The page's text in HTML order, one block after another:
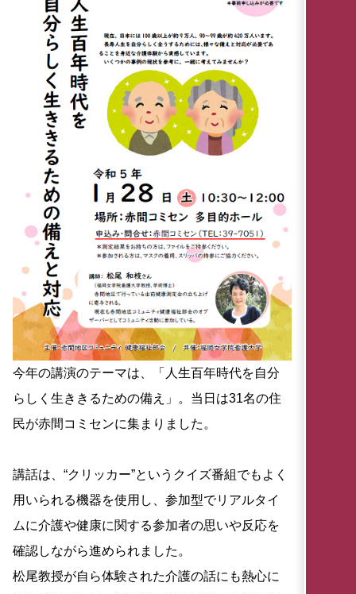
今年の講演のテーマは、「人生百年時代を自分
らしく生ききるための備え」。当日は31名の住
民が赤間コミセンに集まりました。
講話は、“クリッカー”というクイズ番組でもよく
用いられる機器を使用し、参加型でリアルタイ
ムに介護や健康に関する参加者の思いや反応を
確認しながら進められました。
松尾教授が自ら体験された介護の話にも熱心に